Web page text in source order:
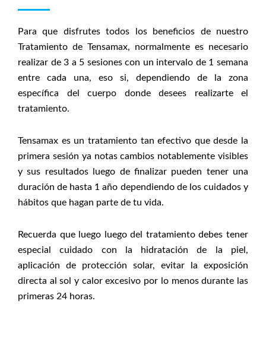
Para que disfrutes todos los beneficios de nuestro
Tratamiento de Tensamax, normalmente es necesario
realizar de 3 a 5 sesiones con un intervalo de 1 semana
entre cada una, eso si, dependiendo de la zona
específica del cuerpo donde desees realizarte el
tratamiento.
Tensamax es un tratamiento tan efectivo que desde la
primera sesión ya notas cambios notablemente visibles
y sus resultados luego de finalizar pueden tener una
duración de hasta 1 año dependiendo de los cuidados y
hábitos que hagan parte de tu vida.
Recuerda que luego luego del tratamiento debes tener
especial cuidado con la hidratación de la piel,
aplicación de protección solar, evitar la exposición
directa al sol y calor excesivo por lo menos durante las
primeras 24 horas.